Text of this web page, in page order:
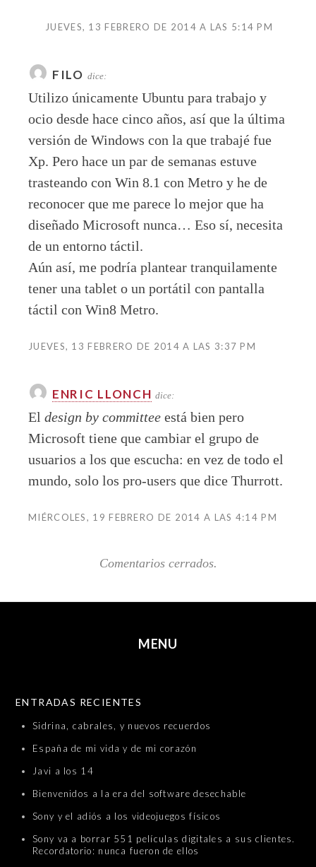
JUEVES, 13 FEBRERO DE 2014 A LAS 5:14 PM
FILO dice:
Utilizo únicamente Ubuntu para trabajo y
ocio desde hace cinco años, así que la última
versión de Windows con la que trabajé fue
Xp. Pero hace un par de semanas estuve
trasteando con Win 8.1 con Metro y he de
reconocer que me parece lo mejor que ha
diseñado Microsoft nunca… Eso sí, necesita
de un entorno táctil.
Aún así, me podría plantear tranquilamente
tener una tablet o un portátil con pantalla
táctil con Win8 Metro.
JUEVES, 13 FEBRERO DE 2014 A LAS 3:37 PM
ENRIC LLONCH dice:
El design by committee está bien pero
Microsoft tiene que cambiar el grupo de
usuarios a los que escucha: en vez de todo el
mundo, solo los pro-users que dice Thurrott.
MIÉRCOLES, 19 FEBRERO DE 2014 A LAS 4:14 PM
Comentarios cerrados.
MENU
ENTRADAS RECIENTES
Sidrina, cabrales, y nuevos recuerdos
España de mi vida y de mi corazón
Javi a los 14
Bienvenidos a la era del software desechable
Sony y el adiós a los videojuegos físicos
Sony va a borrar 551 películas digitales a sus clientes.
Recordatorio: nunca fueron de ellos